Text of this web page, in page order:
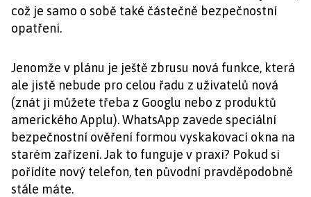
což je samo o sobě také částečně bezpečnostní
opatření.
Jenomže v plánu je ještě zbrusu nová funkce, která
ale jistě nebude pro celou řadu z uživatelů nová
(znát ji můžete třeba z Googlu nebo z produktů
amerického Applu). WhatsApp zavede speciální
bezpečnostní ověření formou vyskakovací okna na
starém zařízení. Jak to funguje v praxi? Pokud si
pořídíte nový telefon, ten původní pravděpodobně
stále máte.